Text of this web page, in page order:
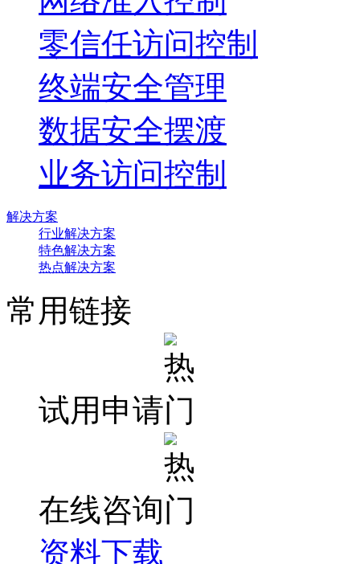
零信任访问控制
终端安全管理
数据安全摆渡
业务访问控制
解决方案
行业解决方案
特色解决方案
热点解决方案
常用链接
试用申请
在线咨询
资料下载